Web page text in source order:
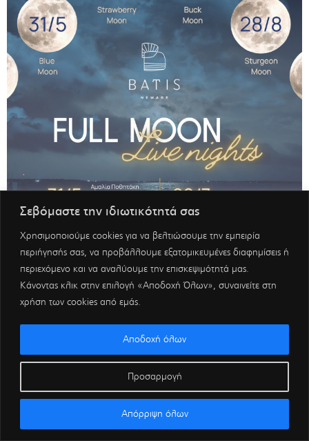
Σεβόμαστε την ιδιωτικότητά σας
Χρησιμοποιούμε cookies για να βελτιώσουμε την εμπειρία
περιήγησής σας, να προβάλλουμε εξατομικευμένες διαφημίσεις ή
περιεχόμενο και να αναλύουμε την επισκεψιμότητά μας.
Κάνοντας κλικ στην επιλογή «Αποδοχή Όλων», συναινείτε στη
χρήση των cookies από εμάς.
Προσαρμογή
Απόρριψη όλων
Αποδοχή όλων